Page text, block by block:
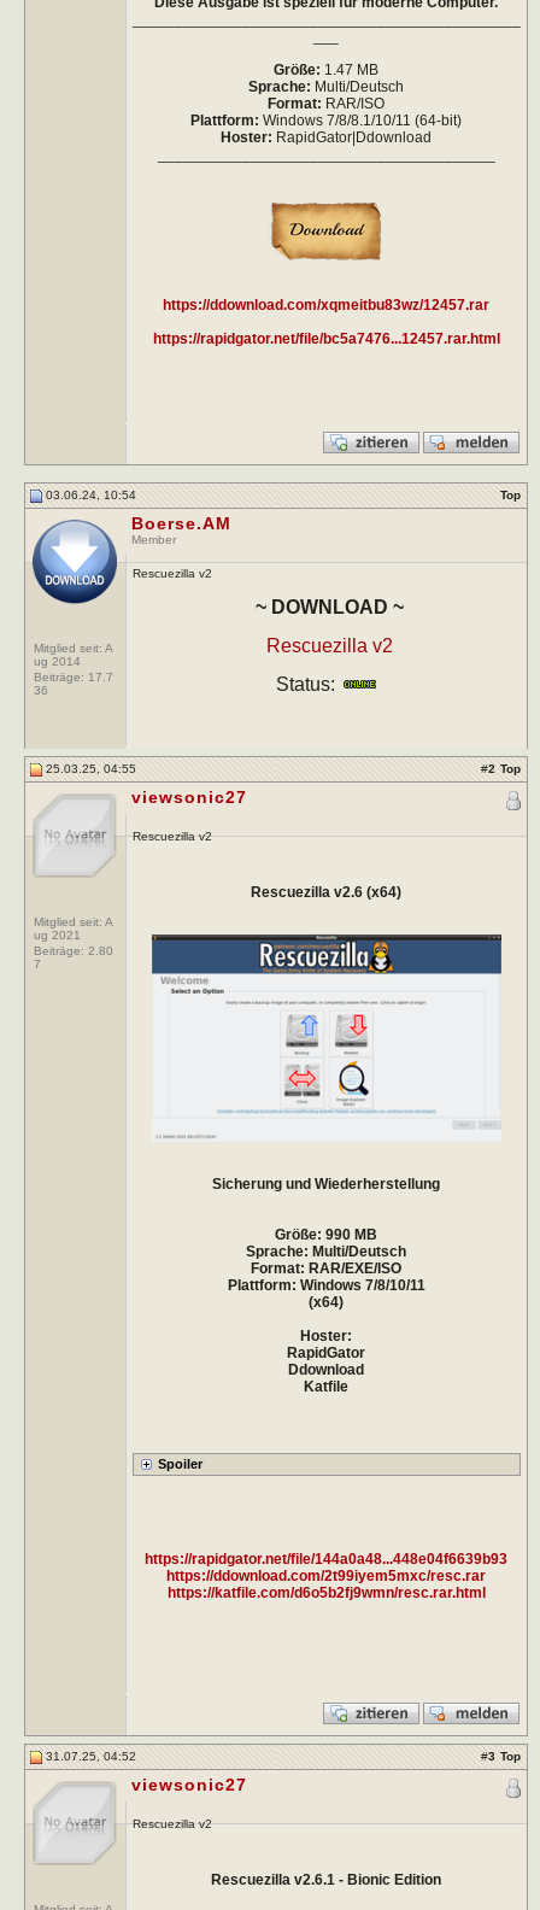
Größe: 1.47 MB
Sprache: Multi/Deutsch
Format: RAR/ISO
Plattform: Windows 7/8/8.1/10/11 (64-bit)
Hoster: RapidGator|Ddownload
https://ddownload.com/xqmeitbu83wz/12457.rar
https://rapidgator.net/file/bc5a7476...12457.rar.html
03.06.24, 10:54 Top
Mitglied seit: A
ug 2014
Beiträge: 17.7
36
Boerse.AM
Member
Rescuezilla v2
~ DOWNLOAD ~
Rescuezilla v2
Status:
25.03.25, 04:55 #2 Top
Mitglied seit: A
ug 2021
Beiträge: 2.80
7
viewsonic27
Rescuezilla v2
Rescuezilla v2.6 (x64)
Sicherung und Wiederherstellung
Größe: 990 MB
Sprache: Multi/Deutsch
Format: RAR/EXE/ISO
Plattform: Windows 7/8/10/11
(x64)
Hoster:
RapidGator
Ddownload
Katfile
https://rapidgator.net/file/144a0a48...448e04f6639b93
https://ddownload.com/2t99iyem5mxc/resc.rar
https://katfile.com/d6o5b2fj9wmn/resc.rar.html
31.07.25, 04:52 #3 Top
viewsonic27
Rescuezilla v2
Rescuezilla v2.6.1 - Bionic Edition